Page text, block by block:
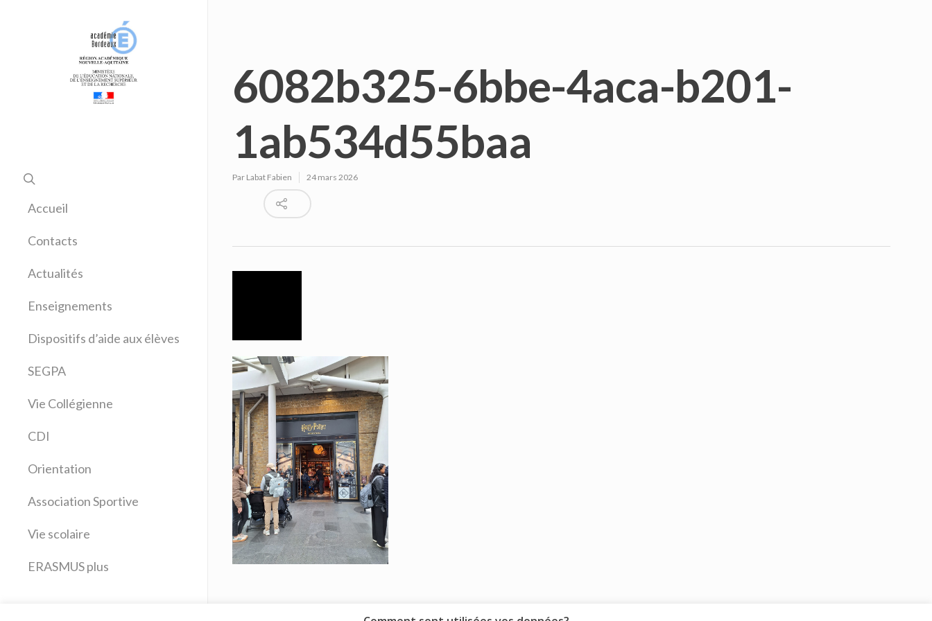
Accueil
Contacts
Actualités
Enseignements
Allemand
Anglais
Arts plastiques
Education musicale
Espagnol
Français
Latin
Sciences physiques
Technologie
Dispositifs d’aide aux élèves
SEGPA
Vie Collégienne
CDI
Orientation
Association Sportive
Vie scolaire
ERASMUS plus
6082b325-6bbe-4aca-b201-
1ab534d55baa
Par Labat Fabien 24 mars 2026